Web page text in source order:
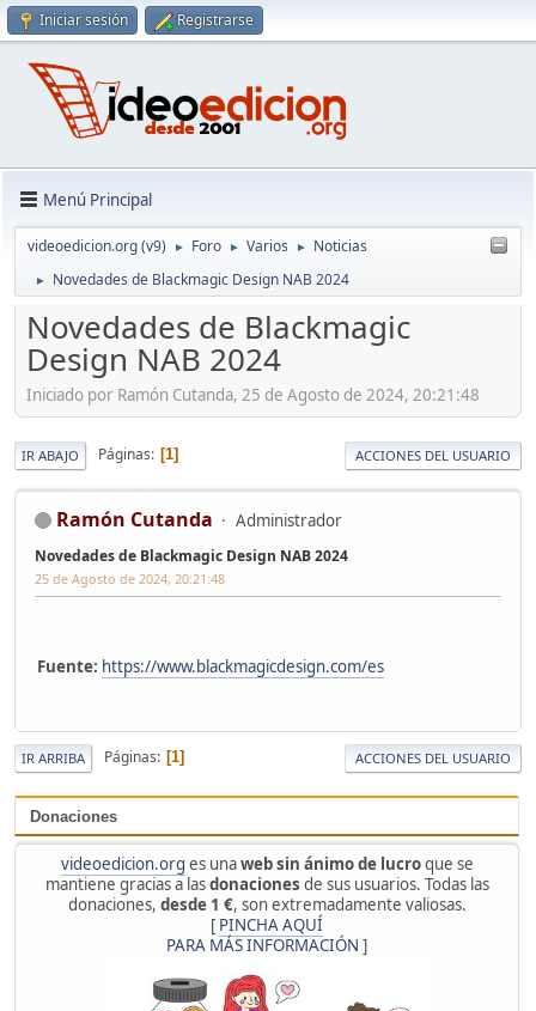
Iniciar sesión Registrarse
Menú Principal
videoedicion.org (v9) ► Foro ► Varios ► Noticias
► Novedades de Blackmagic Design NAB 2024
Donaciones
videoedicion.org es unaweb sin ánimo de lucroque se
mantiene gracias a lasdonaciones de sus usuarios. Todas las
donaciones, desde 1 €, son extremadamente valiosas.
[ PINCHA AQUÍ
PARA MÁS INFORMACIÓN ]
Novedades de Blackmagic
Design NAB 2024
Iniciado por Ramón Cutanda, 25 de Agosto de 2024, 20:21:48
IR ABAJO Páginas 1 ACCIONES DEL USUARIO
Ramón Cutanda Administrador
Novedades de Blackmagic Design NAB 2024
25 de Agosto de 2024, 20:21:48
Fuente: https://www.blackmagicdesign.com/es
IR ARRIBA Páginas 1 ACCIONES DEL USUARIO